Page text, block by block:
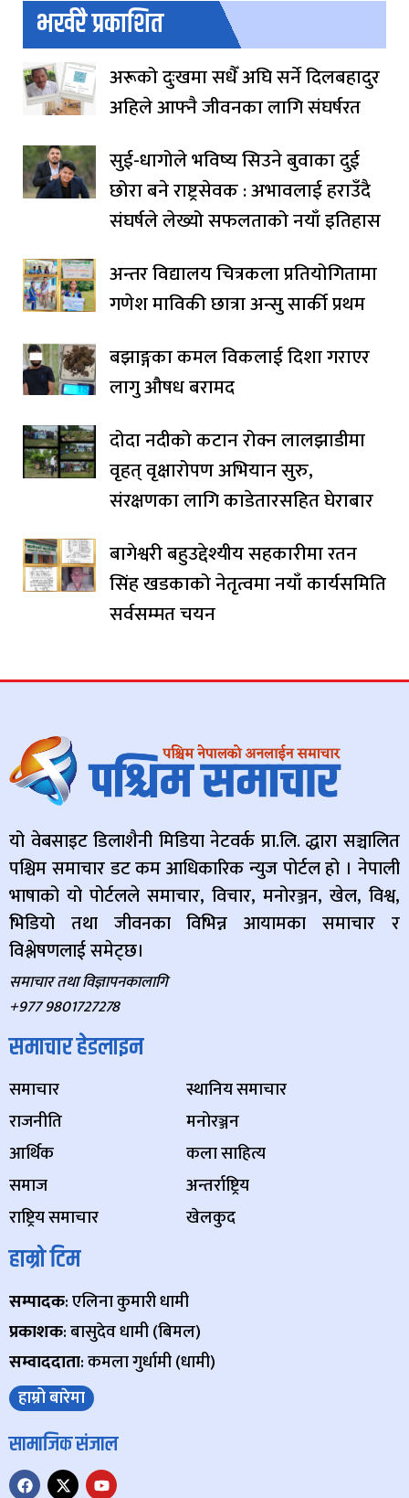
भर्खरै प्रकाशित
अरूको दुःखमा सधैँ अघि सर्ने दिलबहादुर
अहिले आफ्नै जीवनका लागि संघर्षरत
सुई-धागोले भविष्य सिउने बुवाका दुई
छोरा बने राष्ट्रसेवक : अभावलाई हराउँदै
संघर्षले लेख्यो सफलताको नयाँ इतिहास
अन्तर विद्यालय चित्रकला प्रतियोगितामा
गणेश माविकी छात्रा अन्सु सार्की प्रथम
बझाङ्गका कमल विकलाई दिशा गराएर
लागु औषध बरामद
दोदा नदीको कटान रोक्न लालझाडीमा
वृहत् वृक्षारोपण अभियान सुरु,
संरक्षणका लागि काडेतारसहित घेराबार
बागेश्वरी बहुउद्देश्यीय सहकारीमा रतन
सिंह खडकाको नेतृत्वमा नयाँ कार्यसमिति
सर्वसम्मत चयन
यो वेबसाइट डिलाशैनी मिडिया नेटवर्क प्रा.लि. द्धारा सञ्चालित
पश्चिम समाचार डट कम आधिकारिक न्युज पोर्टल हो । नेपाली
भाषाको यो पोर्टलले समाचार, विचार, मनोरञ्जन, खेल, विश्व,
भिडियो तथा जीवनका विभिन्न आयामका समाचार र
विश्लेषणलाई समेट्छ।
समाचार तथा विज्ञापनकालागि
+977 9801727278
समाचार हेडलाइन
समाचार
राजनीति
आर्थिक
समाज
राष्ट्रिय समाचार
स्थानिय समाचार
मनोरञ्जन
कला साहित्य
अन्तर्राष्ट्रिय
खेलकुद
हाम्रो टिम
सम्पादक: एलिना कुमारी धामी
प्रकाशक: बासुदेव धामी (बिमल)
सम्वाददाता: कमला गुर्धामी (धामी)
हाम्रो बारेमा
सामाजिक संजाल